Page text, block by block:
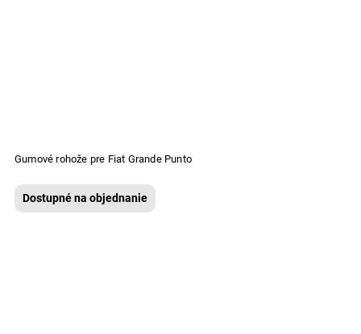
Gumové rohože pre Fiat Grande Punto
Dostupné na objednanie